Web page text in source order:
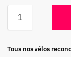
Tous nos vélos